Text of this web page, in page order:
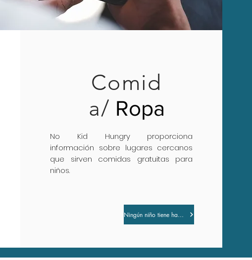
Comid
a/ Ropa
No Kid Hungry proporciona
información sobre lugares cercanos
que sirven comidas gratuitas para
niños.
Ningún niño tiene hambre